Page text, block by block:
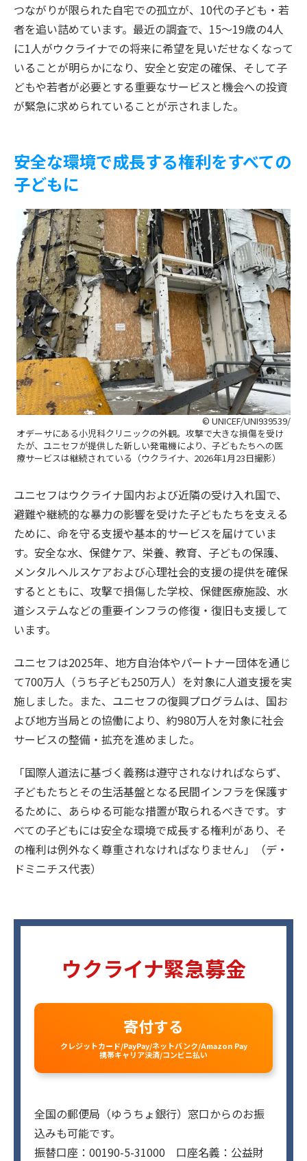
つながりが限られた自宅での孤立が、10代の子ども・若
者を追い詰めています。最近の調査で、15～19歳の4人
に1人がウクライナでの将来に希望を見いだせなくなって
いることが明らかになり、安全と安定の確保、そして子
どもや若者が必要とする重要なサービスと機会への投資
が緊急に求められていることが示されました。
安全な環境で成長する権利をすべての
子どもに
© UNICEF/UNI939539/
オデーサにある小児科クリニックの外観。攻撃で大きな損傷を受け
たが、ユニセフが提供した新しい発電機により、子どもたちへの医
療サービスは継続されている（ウクライナ、2026年1月23日撮影）
ユニセフはウクライナ国内および近隣の受け入れ国で、
避難や継続的な暴力の影響を受けた子どもたちを支える
ために、命を守る支援や基本的サービスを届けていま
す。安全な水、保健ケア、栄養、教育、子どもの保護、
メンタルヘルスケアおよび心理社会的支援の提供を確保
するとともに、攻撃で損傷した学校、保健医療施設、水
道システムなどの重要インフラの修復・復旧も支援して
います。
ユニセフは2025年、地方自治体やパートナー団体を通じ
て700万人（うち子ども250万人）を対象に人道支援を実
施しました。また、ユニセフの復興プログラムは、国お
よび地方当局との協働により、約980万人を対象に社会
サービスの整備・拡充を進めました。
「国際人道法に基づく義務は遵守されなければならず、
子どもたちとその生活基盤となる民間インフラを保護す
るために、あらゆる可能な措置が取られるべきです。す
べての子どもには安全な環境で成長する権利があり、そ
の権利は例外なく尊重されなければなりません」（デ・
ドミニチス代表）
ウクライナ緊急募金
寄付する
クレジットカード/PayPay/ネットバンク/Amazon Pay
携帯キャリア決済/コンビニ払い
全国の郵便局（ゆうちょ銀行）窓口からのお振
込みも可能です。
振替口座：00190-5-31000 口座名義：公益財